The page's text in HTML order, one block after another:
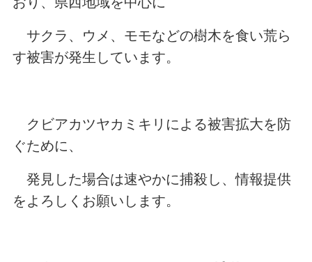
サクラ、ウメ、モモなどの樹木を食い荒ら
す被害が発生しています。
クビアカツヤカミキリによる被害拡大を防
ぐために、
発見した場合は速やかに捕殺し、情報提供
をよろしくお願いします。